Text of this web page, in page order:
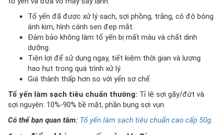
Tổ yến đã được xử lý sạch, sợi phồng, trắng, có độ bóng
ánh kim, hình cánh sen đẹp mắt.
Đảm bảo không làm tổ yến bị mất màu và chất dinh
dưỡng.
Tiện lợi để sử dụng ngay, tiết kiệm thời gian và lượng
hao hụt trong quá trình xử lý.
Giá thành thấp hơn so với yến sơ chế.
Tổ yến làm sạch tiêu chuẩn thường: Tỉ lệ sợi gãy/đứt và
sợi nguyên: 10%-90% bề mặt, phần bụng sợi vụn.
Có thể bạn quan tâm: Tổ yến làm sạch tiêu chuẩn cao cấp 50g.